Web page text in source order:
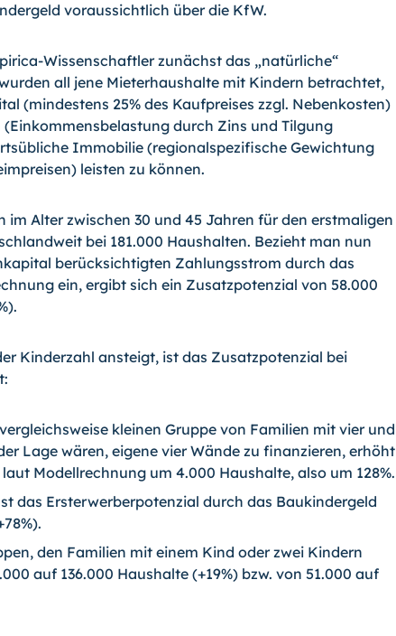
voraussichtlich über die KfW.
Wissenschaftler zunächst das „natürliche“
all jene Mieterhaushalte mit Kindern betrachtet,
(mindestens 25% des Kaufpreises zzgl. Nebenkosten)
durch Zins und Tilgung
Immobilie (regionalspezifische Gewichtung
leisten zu können.
im Alter zwischen 30 und 45 Jahren für den erstmaligen
bei 181.000 Haushalten. Bezieht man nun
berücksichtigten Zahlungsstrom durch das
ein, ergibt sich ein Zusatzpotenzial von 58.000
Kinderzahl ansteigt, ist das Zusatzpotenzial bei
kleinen Gruppe von Familien mit vier und
Lage wären, eigene vier Wände zu finanzieren, erhöht
Modellrechnung um 4.000 Haushalte, also um 128%.
das Ersterwerberpotenzial durch das Baukindergeld
den Familien mit einem Kind oder zwei Kindern
auf 136.000 Haushalte (+19%) bzw. von 51.000 auf